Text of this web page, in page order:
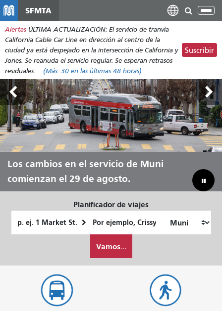
contenido
principal
SFMTA
Alertas ÚLTIMA ACTUALIZACIÓN: El servicio de tranvía
California Cable Car Line en dirección al centro de la
ciudad ya está despejado en la intersección de California y
Jones. Se reanuda el servicio regular. Se esperan retrasos
residuales.
(Más: 30 en las últimas 48 horas)
Suscribir
Tierras Exteriores, del 7 al 9 de
agosto.
Los cambios en el servicio de Muni
comienzan el 29 de agosto.
Deja que Muni te lleve durante todo
el verano.
Reduciendo nuestra brecha
presupuestaria para ahorrar en Muni
Planificador de viajes
de
quiero
viajar
Vamos...